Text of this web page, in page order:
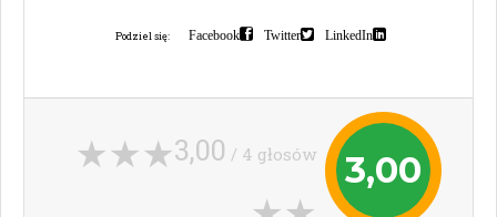
Podziel się: Facebook Twitter LinkedIn
3,00
3,00 / 4 głosów